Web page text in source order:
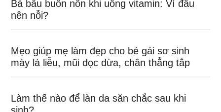
Bà bầu buồn nôn khi uống vitamin: Vì đâu
nên nỗi?
Mẹo giúp mẹ làm đẹp cho bé gái sơ sinh
mày lá liễu, mũi dọc dừa, chân thẳng tắp
Làm thế nào để làn da săn chắc sau khi